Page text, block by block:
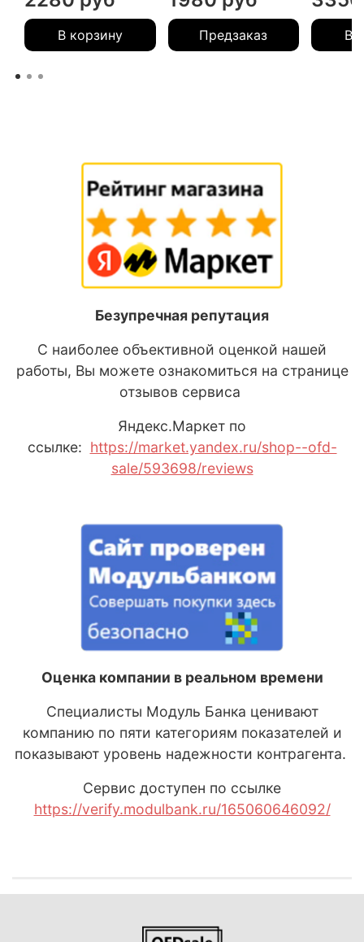
В корзину Предзаказ В
Безупречная репутация
С наиболее объективной оценкой нашей
работы, Вы можете ознакомиться на странице
отзывов сервиса
Яндекс.Маркет по
ссылке: https://market.yandex.ru/shop--ofd-
sale/593698/reviews
Оценка компании в реальном времени
Специалисты Модуль Банка ценивают
компанию по пяти категориям показателей и
показывают уровень надежности контрагента.
Сервис доступен по ссылке
https://verify.modulbank.ru/165060646092/